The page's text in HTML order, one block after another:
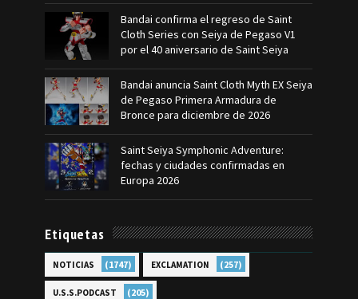
Bandai confirma el regreso de Saint
Cloth Series con Seiya de Pegaso V1
por el 40 aniversario de Saint Seiya
Bandai anuncia Saint Cloth Myth EX Seiya
de Pegaso Primera Armadura de
Bronce para diciembre de 2026
Saint Seiya Symphonic Adventure:
fechas y ciudades confirmadas en
Europa 2026
Etiquetas
NOTICIAS (1747) EXCLAMATION (257)
U.S.S.PODCAST (205)